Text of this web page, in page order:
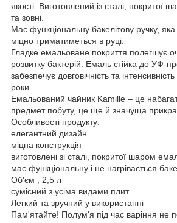
якості. Виготовлений із сталі, покритої
та зовні.
Має функціональну бакелітову ручку, яка
міцно триматиметься в руці.
Гладке емальоване покриття полегшує
розвитку бактерій. Емаль стійка до УФ-
забезпечує довговічність та
роки.
Емальований чайник Kamille – це
предмет побуту, це ще й значуща
Особливості продукту:
елегантний дизайн
міцна конструкція
виготовлені зі сталі, покритої шаром
має функціональну і не нагрівається
Об'єм ; 2,5 л
сумісний з усіма видами плит
Легкий та зручний у використанні
Пам'ятайте! Полум'я під час варіння не